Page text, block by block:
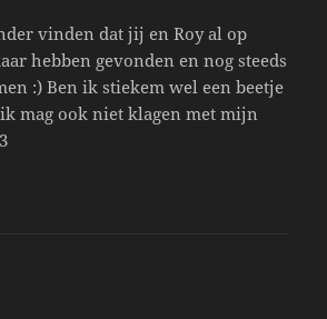
vinden dat jij en Roy al op
hebben gevonden en nog steeds
:) Ben ik stiekem wel een beetje
mag ook niet klagen met mijn